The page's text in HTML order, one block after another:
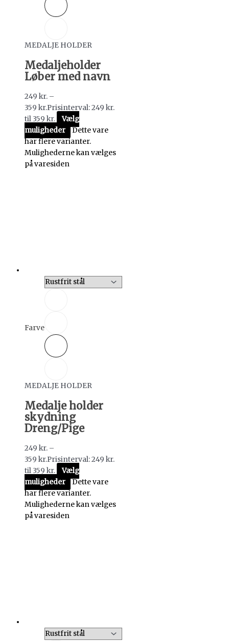
MEDALJE HOLDER
Medaljeholder
Løber med navn
249 kr. –
359 kr.Prisinterval: 249 kr.
til 359 kr.
Vælg
muligheder
Dette vare
har flere varianter.
Mulighederne kan vælges
på varesiden
Farve
MEDALJE HOLDER
Medalje holder
skydning
Dreng/Pige
249 kr. –
359 kr.Prisinterval: 249 kr.
til 359 kr.
Vælg
muligheder
Dette vare
har flere varianter.
Mulighederne kan vælges
på varesiden